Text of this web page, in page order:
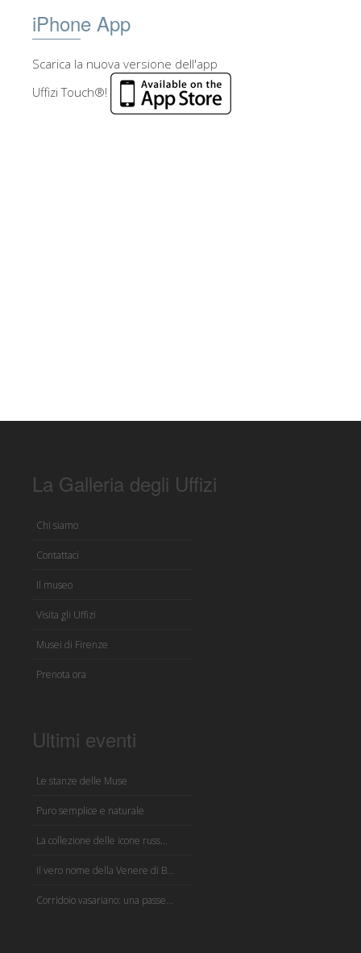
iPhone App
Scarica la nuova versione dell'app
Uffizi Touch®!
La Galleria degli Uffizi
Chi siamo
Contattaci
Il museo
Visita gli Uffizi
Musei di Firenze
Prenota ora
Ultimi eventi
Le stanze delle Muse
Puro semplice e naturale
La collezione delle icone russ...
Il vero nome della Venere di B...
Corridoio vasariano: una passe...